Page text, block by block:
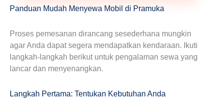
Panduan Mudah Menyewa Mobil di Pramuka
Proses pemesanan dirancang sesederhana mungkin
agar Anda dapat segera mendapatkan kendaraan. Ikuti
langkah-langkah berikut untuk pengalaman sewa yang
lancar dan menyenangkan.
Langkah Pertama: Tentukan Kebutuhan Anda